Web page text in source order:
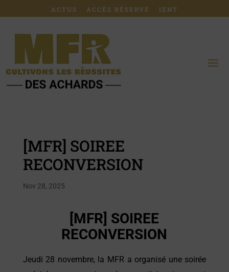
ACTUS ACCÈS RÉSERVÉ IENT
[MFR] SOIREE
RECONVERSION
Nov 28, 2025
[MFR] SOIREE
RECONVERSION
Jeudi 28 novembre, la MFR a organisé une soirée